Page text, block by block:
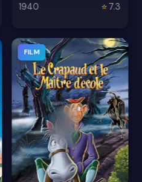
1940 ⭐7.3
FILM